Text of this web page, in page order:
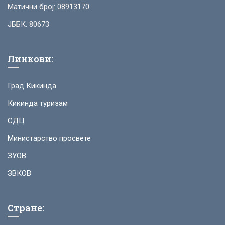
Матични број: 08913170
ЈББК: 80673
Линкови:
Град Кикинда
Кикинда туризам
СДЦ
Министарство просвете
ЗУОВ
ЗВКОВ
Стране: